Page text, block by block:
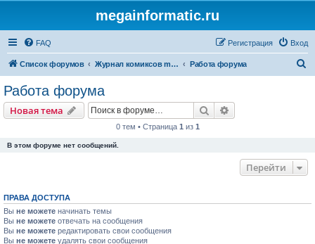
megainformatic.ru
FAQ Вход
Регистрация
Список форумов Журнал комиксов megainformatic.ru Работа форума
Работа форума
Новая тема Поиск
0 тем • Страница 1 из 1
В этом форуме нет сообщений.
Перейти
ПРАВА ДОСТУПА
Вы не можете начинать темы
Вы не можете отвечать на сообщения
Вы не можете редактировать свои сообщения
Вы не можете удалять свои сообщения